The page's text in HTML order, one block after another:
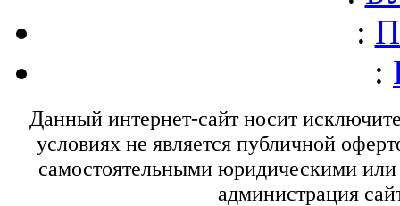
:
:
Данный интернет-сайт носит
условиях не является публичной
самостоятельными юридическими
администрация